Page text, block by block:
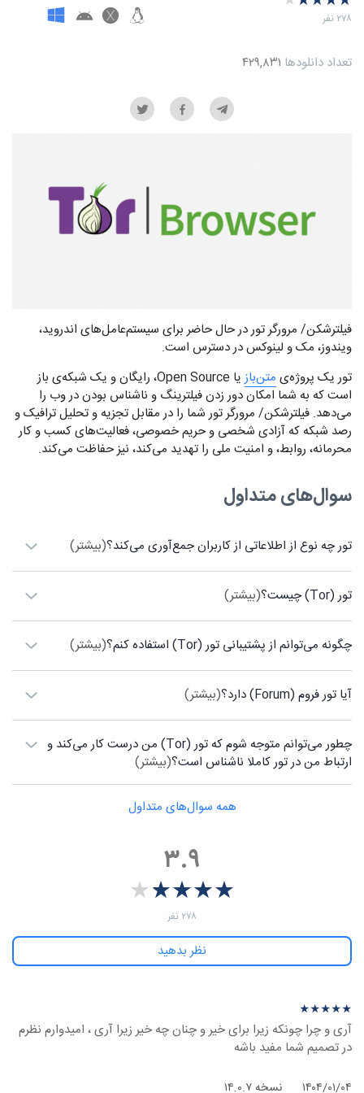
‫۲۷۸ نفر
تعداد دانلودها ۴۲۹,۸۳۱
فیلترشکن‌/ مرورگر تور در حال حاضر برای سیستم‌عامل‌های اندروید،
ویندوز، مک و لینوکس در دسترس است.
تور یک پروژه‌ی متن‌باز
یا Open Source، رایگان و یک شبکه‌ی باز
است که به شما امکان دور زدن فیلترینگ و ناشناس بودن در وب را
می‌دهد. فیلترشکن/ مرورگر تور شما را در مقابل تجزیه و تحلیل ترافیک و
رصد شبکه که آزادی شخصی و حریم خصوصی، فعالیت‌های کسب و کار
محرمانه، روابط، و امنیت ملی را تهدید می‌کند، نیز حفاظت می‌کند.
سوال‌های متداول
تور چه نوع از اطلاعاتی از کاربران جمع‌آوری می‌کند؟(بیشتر)
تور (Tor) چیست؟ (بیشتر)
چگونه می‌توانم از پشتیبانی تور (Tor) استفاده کنم؟ (بیشتر)
آیا تور فروم (Forum) دارد؟ (بیشتر)
چطور می‌توانم متوجه شوم که تور (Tor) من درست کار می‌کند و
ارتباط من در تور کاملا ناشناس است؟(بیشتر)
همه سوال‌های متداول
۳.۹
★★★★★
★
★
★
★
★
‫۲۷۸ نفر
نظر بدهید
نظر درباره ‫Tor Browser - ویندوز★★★★★
★
★
★
★
★
آری و چرا چونکه زیرا برای خیر و چنان چه خیر زیرا آری ، امیدوارم نظرم
در تصمیم شما مفید باشه
۱۴۰۴/۰۱/۰۴ نسخه ۱۴.۰.۷